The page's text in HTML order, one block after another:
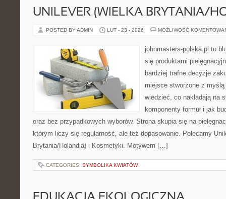
UNILEVER (WIELKA BRYTANIA/
POSTED BY ADMIN LUT - 23 - 2026 MOŻLIWOŚĆ
johnmasters-polska.pl to
się produktami
bardziej trafne decyzje
miejsce stworzone z
wiedzieć, co nakładają na
komponenty formuł i jak
oraz bez przypadkowych wyborów. Strona skupia się na
którym liczy się regularność, ale też dopasowanie. Polecamy
Brytania/Holandia) i Kosmetyki. Motywem […]
CATEGORIES: SYMBOLIKA KWIATÓW